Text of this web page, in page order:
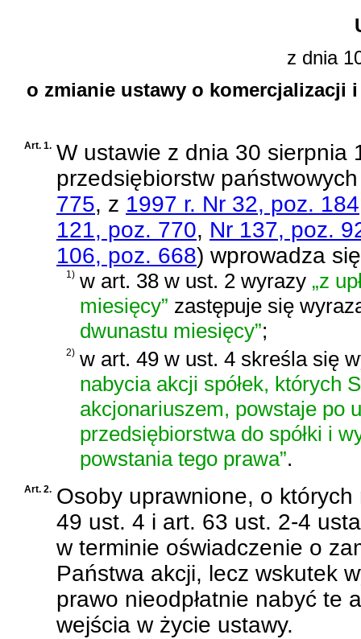
z dnia
o zmianie ustawy o komercjalizacji
Art. 1. W ustawie z dnia 30 sierpnia
przedsiębiorstw państwowych
775, z 1997 r. Nr 32, poz. 184
121, poz. 770, Nr 137, poz.
106, poz. 668) wprowadza
1) w art. 38 w ust. 2 wyrazy „z
miesięcy” zastępuje się
dwunastu miesięcy”;
2) w art. 49 w ust. 4 skreśla się
nabycia akcji spółek, których
akcjonariuszem, powstaje po
przedsiębiorstwa do spółki i
powstania tego prawa”.
Art. 2. Osoby uprawnione, o
49 ust. 4 i art. 63 ust. 2-4
w terminie oświadczenie o
Państwa akcji, lecz wskutek
prawo nieodpłatnie nabyć te
wejścia w życie ustawy.